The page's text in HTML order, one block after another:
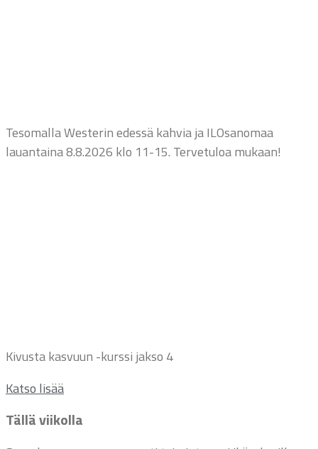
Tesomalla Westerin edessä kahvia ja ILOsanomaa
lauantaina 8.8.2026 klo 11-15. Tervetuloa mukaan!
Kivusta kasvuun -kurssi jakso 4
Katso lisää
Tällä viikolla